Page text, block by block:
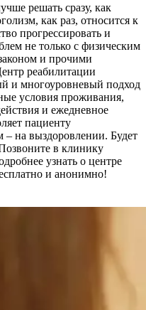
решать сразу, как
как раз, относится к
прогрессировать и
не только с физическим
и прочими
реабилитации
и многоуровневый подход
условия проживания,
и ежедневное
пациенту
– на выздоровлении. Будет
в клинику
узнать о центре
и анонимно!